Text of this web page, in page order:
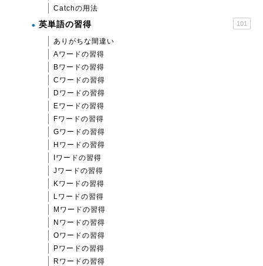
Catchの用法
英単語の習得 101
ありがちな間違い
Aワードの習得
Bワードの習得
Cワードの習得
Dワードの習得
Eワードの習得
Fワードの習得
Gワードの習得
Hワードの習得
Iワードの習得
Jワードの習得
Kワードの習得
Lワードの習得
Mワードの習得
Nワードの習得
Oワードの習得
Pワードの習得
Rワードの習得